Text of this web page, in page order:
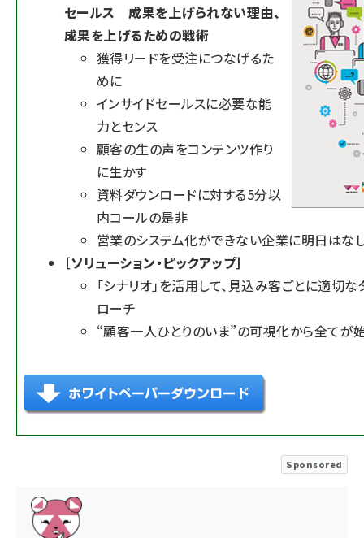
セールス 成果を上げられない理由、
成果を上げるための戦術
獲得リードを受注につなげるた
めに
インサイドセールスに必要な能
力とセンス
顧客の生の声をコンテンツ作り
に生かす
資料ダウンロードに対する5分以
内コールの是非
営業のシステム化ができない企業に明日はな
［ソリューション・ピックアップ］
「シナリオ」を活用して、見込み客ごとに適切
ローチ
“顧客一人ひとりのいま”の可視化から全てが
Sponsored